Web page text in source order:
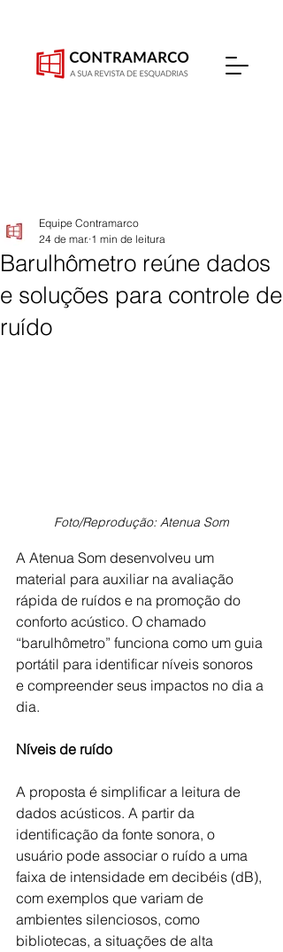
Barulhômetro reúne dados
e soluções para controle de
ruído
Equipe Contramarco
24 de mar. 1 min de leitura
Foto/Reprodução: Atenua Som
A Atenua Som desenvolveu um
material para auxiliar na avaliação
rápida de ruídos e na promoção do
conforto acústico. O chamado
“barulhômetro” funciona como um guia
portátil para identificar níveis sonoros
e compreender seus impactos no dia a
dia.
Níveis de ruído
A proposta é simplificar a leitura de
dados acústicos. A partir da
identificação da fonte sonora, o
usuário pode associar o ruído a uma
faixa de intensidade em decibéis (dB),
com exemplos que variam de
ambientes silenciosos, como
bibliotecas, a situações de alta